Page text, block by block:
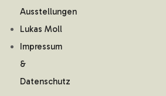
Ausstellungen
Lukas Moll
Impressum
&
Datenschutz